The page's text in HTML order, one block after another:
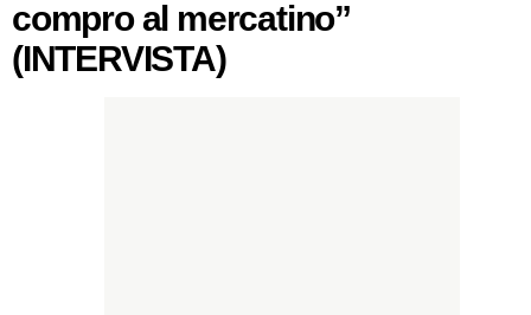
compro al mercatino”
(INTERVISTA)